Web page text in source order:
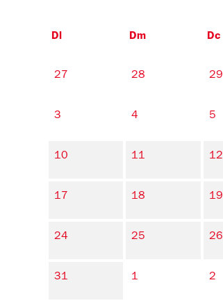
Dl Dm Dc
No hi ha cap activitat aquest mes
27 28 29
3 4 5
10 11 12
17 18 19
24 25 26
31 1 2